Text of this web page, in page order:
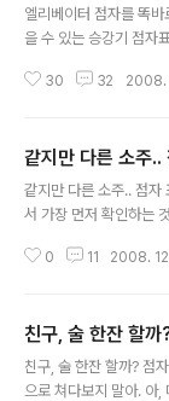
엘리베이터 점자를 똑
을 수 있는 승강기 점자
사람들은 알겠지만, 엘
되어 있다. (장애인·노인
법률 참조) 이는 장애인
만, 점자 표기 버튼과 표
한 선택이 되기 때문이
30 32 2008.
같지만 다른 소주..
같지만 다른 소주.. 점자
서 가장 먼저 확인하는
명'이 왔다갔다하는 일
2007.6.28) http://
얼마전에 소주를 마시
눈치챘다. 그냥 놓아두
0 11 2008.
친구, 술 한잔 할까
친구, 술 한잔 할까? 점
으로 쳐다보지 말아. 아,